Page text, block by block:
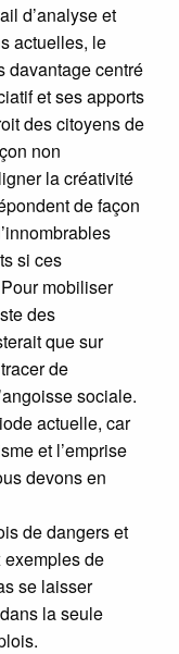
d’analyse et
actuelles, le
davantage centré
et ses apports
des citoyens de
non
la créativité
de façon
si ces
mobiliser
des
que sur
de
sociale.
actuelle, car
et l’emprise
devons en
de dangers et
exemples de
se laisser
la seule